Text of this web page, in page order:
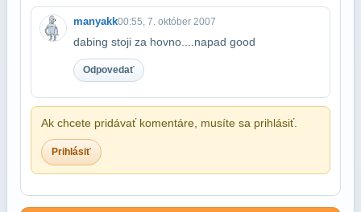
manyakk00:55, 7. október 2007
dabing stoji za hovno....napad good
Odpovedať
Ak chcete pridávať komentáre, musíte sa prihlásiť.
Prihlásiť